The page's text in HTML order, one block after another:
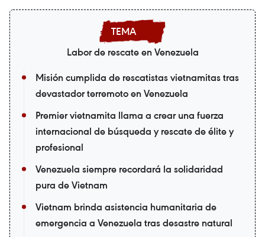
Labor de rescate en Venezuela
Misión cumplida de rescatistas vietnamitas tras
devastador terremoto en Venezuela
Premier vietnamita llama a crear una fuerza
internacional de búsqueda y rescate de élite y
profesional
Venezuela siempre recordará la solidaridad
pura de Vietnam
Vietnam brinda asistencia humanitaria de
emergencia a Venezuela tras desastre natural